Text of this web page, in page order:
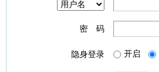
密 码
隐身登录 开启